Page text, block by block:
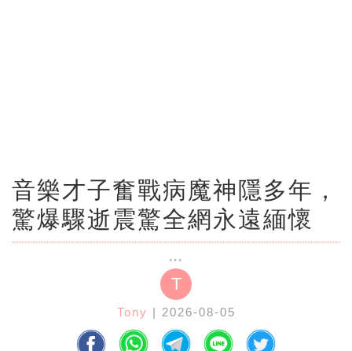
音樂才子奮戰病魔神隱多年，
驚爆驟逝震驚全網永遠緬懷
T
Tony | 2026-08-05